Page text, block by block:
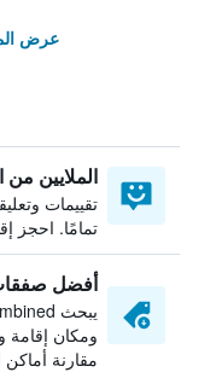
عرض
الملايين من
تقييمات
تمامًا. احجز
أفضل
ومكان
مقارنة أماكن